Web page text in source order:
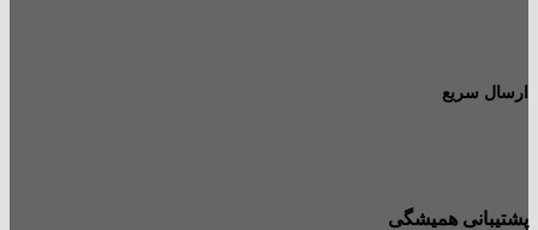
ارسال سریع
پشتیبانی همیشگی